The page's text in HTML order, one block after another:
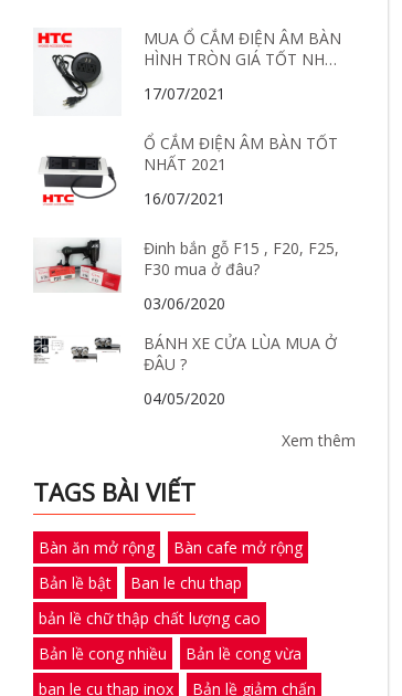
MUA Ổ CẮM ĐIỆN ÂM BÀN
HÌNH TRÒN GIÁ TỐT NHẤT
17/07/2021
Ổ CẮM ĐIỆN ÂM BÀN TỐT
NHẤT 2021
16/07/2021
Đinh bắn gỗ F15 , F20, F25,
F30 mua ở đâu?
03/06/2020
BÁNH XE CỬA LÙA MUA Ở
ĐÂU ?
04/05/2020
Xem thêm
TAGS BÀI VIẾT
Bàn ăn mở rộng
Bàn cafe mở rộng
Bản lề bật
Ban le chu thap
bản lề chữ thập chất lượng cao
Bản lề cong nhiều
Bản lề cong vừa
ban le cu thap inox
Bản lề giảm chấn